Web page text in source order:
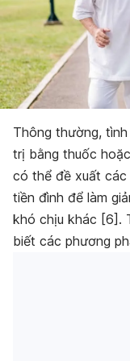
Thông thường,
trị bằng thuốc
có thể đề xuất các
tiền đình để làm
khó chịu khác [6].
biết các phương